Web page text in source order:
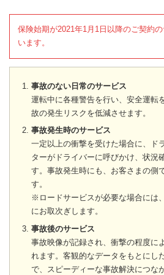
保険始期が2021年1月1日以降のご契約
います。
事故のない日常のサービス
運転中に各種警告を行い、安全運転
故の発生リスクを低減させます。
事故発生時のサービス
一定以上の衝撃を受けた場合に、ド
ターがドライバーに呼びかけ、状況
す。事故発生時にも、お客さまの側
す。
※ロードサービスが必要な場合には
にお取次ぎします。
事故後のサービス
事故映像が記録され、衝撃の程度に
れます。客観的なデータをもとにし
で、スピーディーな事故解決につな